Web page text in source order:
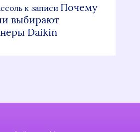
к записи Почему
выбирают
Daikin